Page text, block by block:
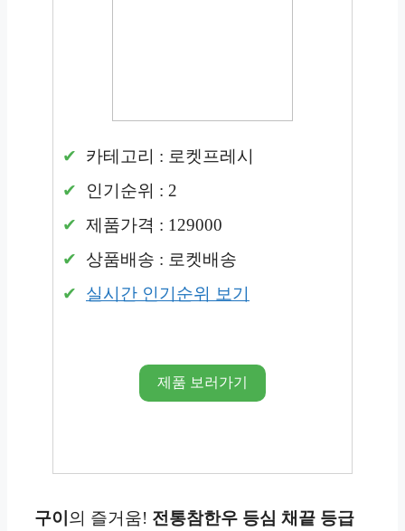
카테고리 : 로켓프레시
인기순위 : 2
제품가격 : 129000
상품배송 : 로켓배송
실시간 인기순위 보기
제품 보러가기
구이 의 즐거움! 전통참한우 등심 채끝 등급